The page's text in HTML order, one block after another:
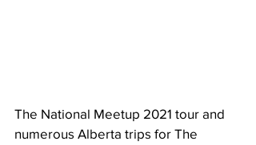
The National Meetup 2021 tour and
numerous Alberta trips for The